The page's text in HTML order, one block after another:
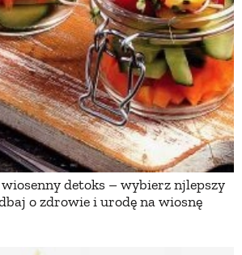
detoks – wybierz njlepszy
o zdrowie i urodę na wiosnę
ZRÓB TO SAM
PRZEPISY
ŚNIADANIA
PRZYSTAWKI